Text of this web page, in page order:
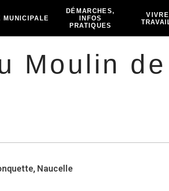
MUNICIPALE
DÉMARCHES,
INFOS
PRATIQUES
Moulin
Naucelle